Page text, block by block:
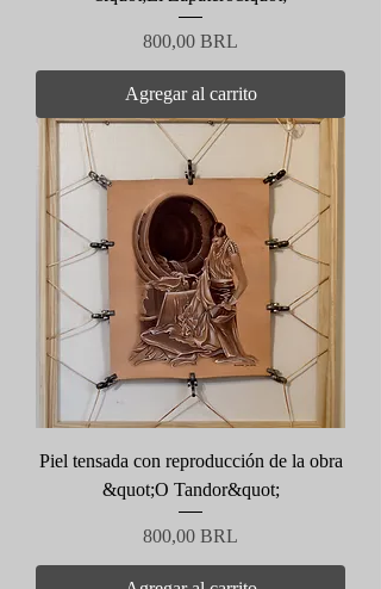
Precio
800,00 BRL
Agregar al carrito
Piel tensada con reproducción de la obra
&quot;O Tandor&quot;
Precio
800,00 BRL